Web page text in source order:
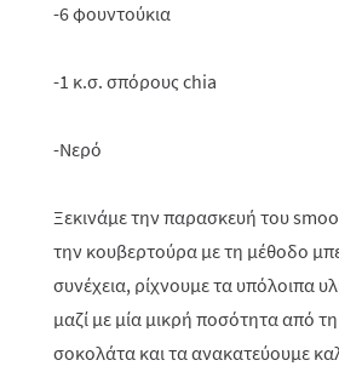
-6 φουντούκια
-1 κ.σ. σπόρους chia
-Νερό
Ξεκινάμε την παρασκευή του
την κουβερτούρα με τη μέθοδο
συνέχεια, ρίχνουμε τα υπόλοιπα
μαζί με μία μικρή ποσότητα από
σοκολάτα και τα ανακατεύουμε